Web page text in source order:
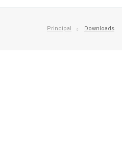
Principal Downloads